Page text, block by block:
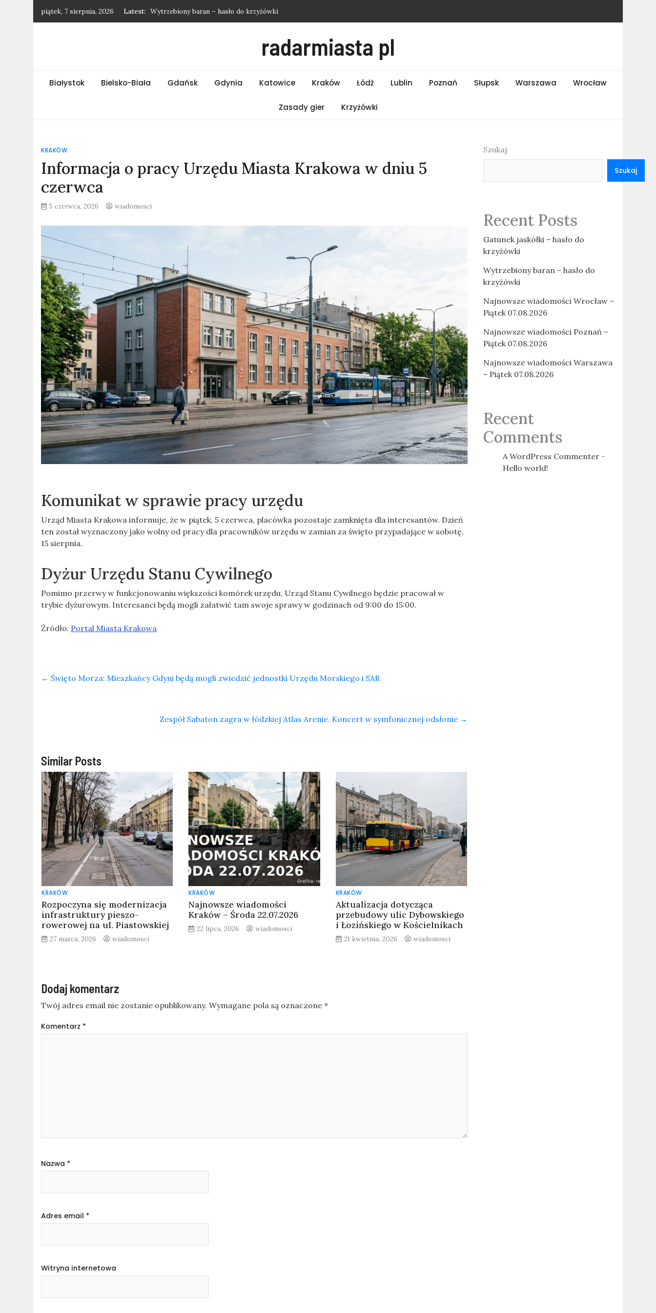
piątek, 7 sierpnia, 2026 Latest: Wytrzebiony baran – hasło do krzyżówki
Najnowsze wiadomości Poznań – Piątek 07.08.2026
Najnowsze wiadomości Warszawa – Piątek 07.08.2026radarmiasta pl
Białystok Bielsko-Biała Gdańsk Gdynia Katowice Kraków Łódź Lublin Poznań Słupsk Warszawa Wrocław
Zasady gier Krzyżówki
KRAKÓW
Informacja o pracy Urzędu Miasta Krakowa w dniu 5
czerwca
5 czerwca, 2026 wiadomosci
Komunikat w sprawie pracy urzędu
Urząd Miasta Krakowa informuje, że w piątek, 5 czerwca, placówka pozostaje zamknięta dla interesantów. Dzień
ten został wyznaczony jako wolny od pracy dla pracowników urzędu w zamian za święto przypadające w sobotę,
15 sierpnia.
Dyżur Urzędu Stanu Cywilnego
Pomimo przerwy w funkcjonowaniu większości komórek urzędu, Urząd Stanu Cywilnego będzie pracował w
trybie dyżurowym. Interesanci będą mogli załatwić tam swoje sprawy w godzinach od 9:00 do 15:00.
Źródło: Portal Miasta Krakowa
← Święto Morza: Mieszkańcy Gdyni będą mogli zwiedzić jednostki Urzędu Morskiego i SAR
Zespół Sabaton zagra w łódzkiej Atlas Arenie. Koncert w symfonicznej odsłonie →
Similar Posts
KRAKÓW
Rozpoczyna się modernizacja
infrastruktury pieszo-
rowerowej na ul. Piastowskiej
27 marca, 2026 wiadomosci
KRAKÓW
Najnowsze wiadomości
Kraków – Środa 22.07.2026
22 lipca, 2026 wiadomosci
KRAKÓW
Aktualizacja dotycząca
przebudowy ulic Dybowskiego
i Łozińskiego w Kościelnikach
21 kwietnia, 2026 wiadomosci
Dodaj komentarz
Twój adres email nie zostanie opublikowany. Wymagane pola są oznaczone*
Komentarz *
Nazwa *
Adres email *
Witryna internetowa
Szukaj
Szukaj
Recent Posts
Gatunek jaskółki – hasło do
krzyżówki
Wytrzebiony baran – hasło do
krzyżówki
Najnowsze wiadomości Wrocław –
Piątek 07.08.2026
Najnowsze wiadomości Poznań –
Piątek 07.08.2026
Najnowsze wiadomości Warszawa
– Piątek 07.08.2026
Recent
Comments
A WordPress Commenter-
Hello world!